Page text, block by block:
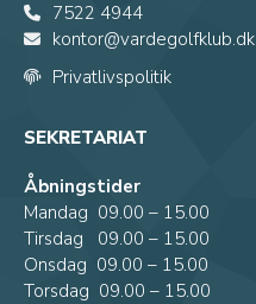
7522 4944
kontor@vardegolfklub.dk
Privatlivspolitik
SEKRETARIAT
Åbningstider
Mandag 09.00 – 15.00
Tirsdag 09.00 – 15.00
Onsdag 09.00 – 15.00
Torsdag 09.00 – 15.00